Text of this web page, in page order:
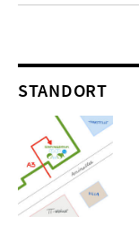
STANDORT